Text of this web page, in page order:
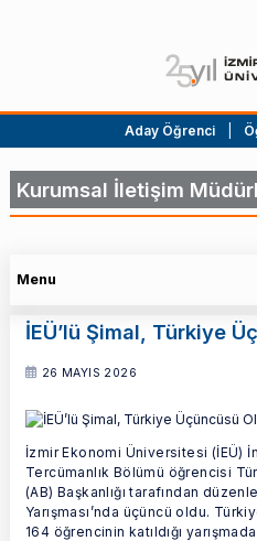
Aday Öğrenci
Kurumsal İletişim
İEÜ’lü Şimal, Türkiye
26 MAYIS 2026
İzmir Ekonomi Üniversitesi (İEÜ)
Tercümanlık Bölümü öğrencisi
(AB) Başkanlığı tarafından
Yarışması’nda üçüncü oldu.
164 öğrencinin katıldığı
Menu